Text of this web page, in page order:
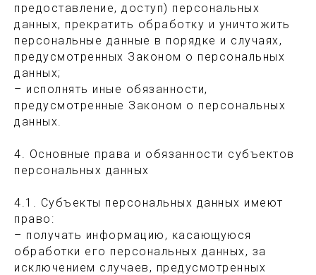
предоставление, доступ) персональных
данных, прекратить обработку и уничтожить
персональные данные в порядке и случаях,
предусмотренных Законом о персональных
данных;
– исполнять иные обязанности,
предусмотренные Законом о персональных
данных.
4. Основные права и обязанности субъектов
персональных данных
4.1. Субъекты персональных данных имеют
право:
– получать информацию, касающуюся
обработки его персональных данных, за
исключением случаев, предусмотренных